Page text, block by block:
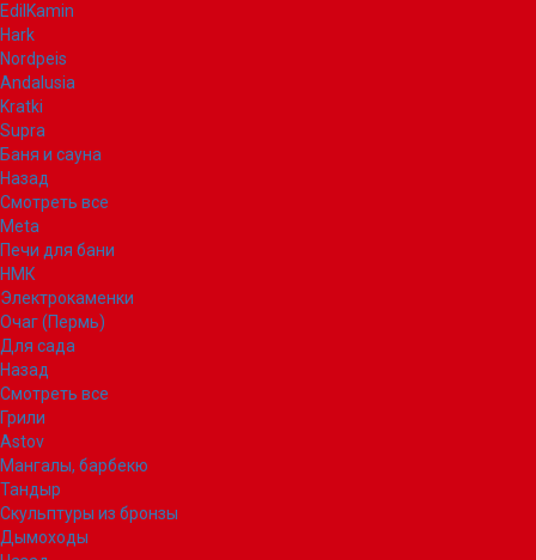
EdilKamin
Hark
Nordpeis
Andalusia
Kratki
Supra
Баня и сауна
Назад
Смотреть все
Meta
Печи для бани
НМК
Электрокаменки
Очаг (Пермь)
Для сада
Назад
Смотреть все
Грили
Astov
Мангалы, барбекю
Тандыр
Скульптуры из бронзы
Дымоходы